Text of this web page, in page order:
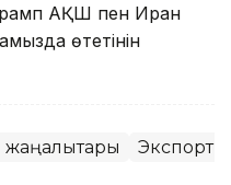
АҚШ пен Иран
өтетінін
Экспорт